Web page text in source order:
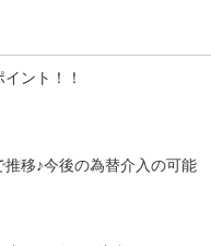
ント！！
推移♪今後の為替介入の可能